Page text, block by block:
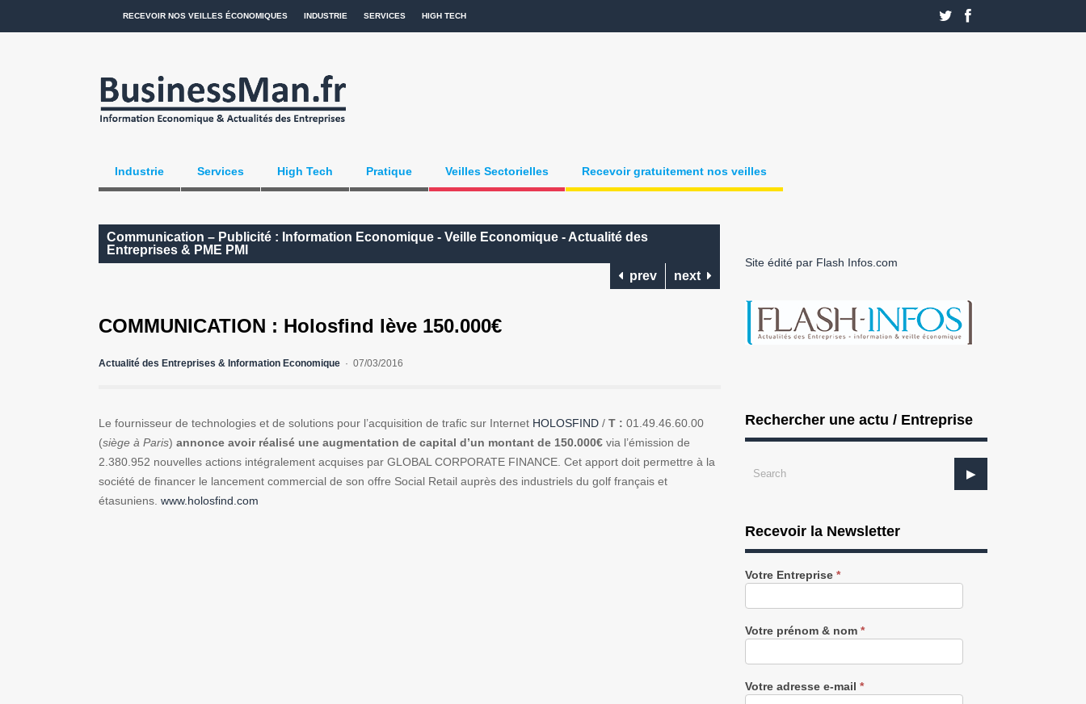
RECEVOIR NOS VEILLES ÉCONOMIQUES INDUSTRIE SERVICES HIGH TECH
Industrie Services High Tech Pratique Veilles Sectorielles Recevoir gratuitement nos veilles
Communication – Publicité : Information Economique - Veille Economique - Actualité des
Entreprises & PME PMI
prev
next
COMMUNICATION : Holosfind lève 150.000€
Actualité des Entreprises & Information Economique 07/03/2016
Le fournisseur de technologies et de solutions pour l’acquisition de trafic sur Internet HOLOSFIND / T : 01.49.46.60.00
(siège à Paris) annonce avoir réalisé une augmentation de capital d’un montant de 150.000€ via l’émission de
2.380.952 nouvelles actions intégralement acquises par GLOBAL CORPORATE FINANCE. Cet apport doit permettre à la
société de financer le lancement commercial de son offre Social Retail auprès des industriels du golf français et
étasuniens. www.holosfind.com
Site édité par Flash Infos.com
Rechercher une actu / Entreprise
Recevoir la Newsletter
Recevez
notre
gratuitement
Votre Entreprise *
Votre prénom & nom *
Votre adresse e-mail *